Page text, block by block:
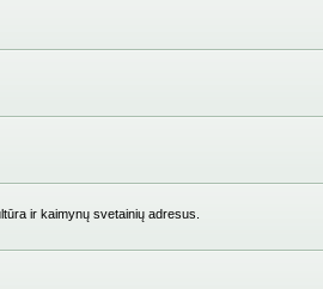
ir kaimynų svetainių adresus.